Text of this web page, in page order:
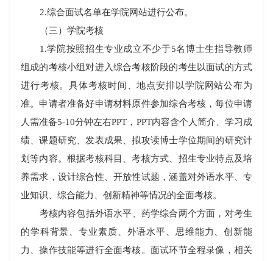
2.综合面试名单在学院网站进行公布。
（三）学院考核
1.学院按照招生专业成立不少于5名博士生指导教师
组成的考核小组对进入综合考核阶段的考生以面试的方式
进行考核。具体考核时间、地点安排以学院网站公布为
准。申请者准备好申请材料原件参加综合考核，每位申请
人需准备5-10分钟左右PPT ， PPT内容含个人简介、学习成
绩、课题研究、发表成果、拟攻读博士学位期间的研究计
划等内容。根据考核科目、考核方式、招生专业特点及培
养需求，设计综合性、开放性试题，涵盖对外语水平、专
业知识、综合能力、创新精神等情况的全面考核。
考核内容包括外语水平、药学综合两个方面，对考生
的学科背景、专业素质、外语水平、思维能力、创新能
力、操作技能等进行全面考核。面试环节全程录像，相关